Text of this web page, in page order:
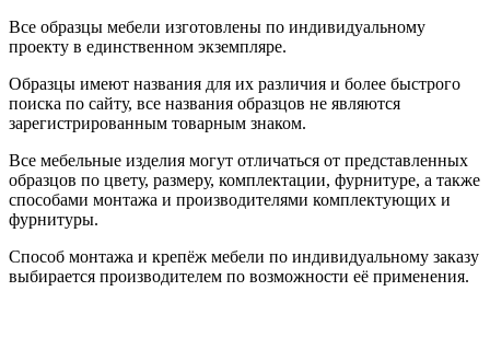
Все образцы мебели изготовлены по индивидуальному
проекту в единственном экземпляре.
Образцы имеют названия для их различия и более быстрого
поиска по сайту, все названия образцов не являются
зарегистрированным товарным знаком.
Все мебельные изделия могут отличаться от представленных
образцов по цвету, размеру, комплектации, фурнитуре, а также
способами монтажа и производителями комплектующих и
фурнитуры.
Способ монтажа и крепёж мебели по индивидуальному заказу
выбирается производителем по возможности её применения.